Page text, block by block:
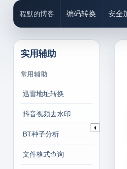
程默的博客 编码转换 安全
实用辅助
常用辅助
迅雷地址转换
抖音视频去水印
BT种子分析
文件格式查询